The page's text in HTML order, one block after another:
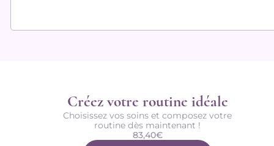
Créez votre routine idéale
Choisissez vos soins et composez votre
routine dès maintenant !
83,40€